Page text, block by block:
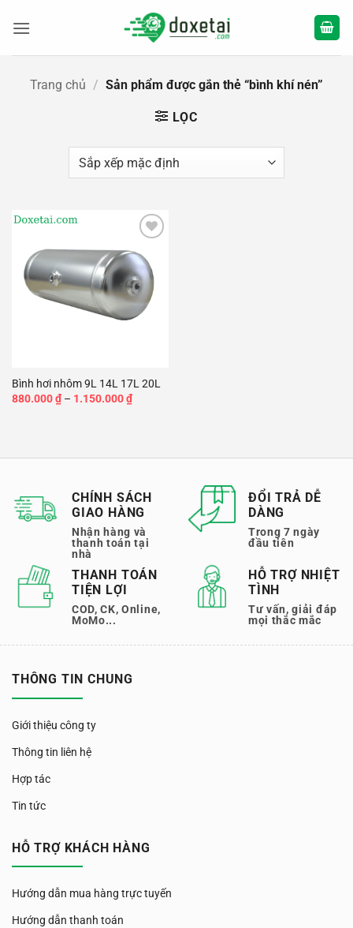
qua
Trang chủ / Sản phẩm được gắn thẻ “bình khí nén”
LỌC
Add to
wishlist
Bình hơi nhôm 9L 14L 17L 20L
880.000₫ – 1.150.000₫Khoảng
giá:
CHÍNH SÁCH
GIAO HÀNG
Nhận hàng và
thanh toán tại
nhà
ĐỔI TRẢ DỄ
DÀNG
Trong 7 ngày
đầu tiên
THANH TOÁN
TIỆN LỢI
COD, CK, Online,
MoMo...
HỖ TRỢ NHIỆT
TÌNH
Tư vấn, giải đáp
mọi thắc mắc
THÔNG TIN CHUNG
Giới thiệu công ty
Thông tin liên hệ
Hợp tác
Tin tức
HỖ TRỢ KHÁCH HÀNG
Hướng dẫn mua hàng trực tuyến
Hướng dẫn thanh toán